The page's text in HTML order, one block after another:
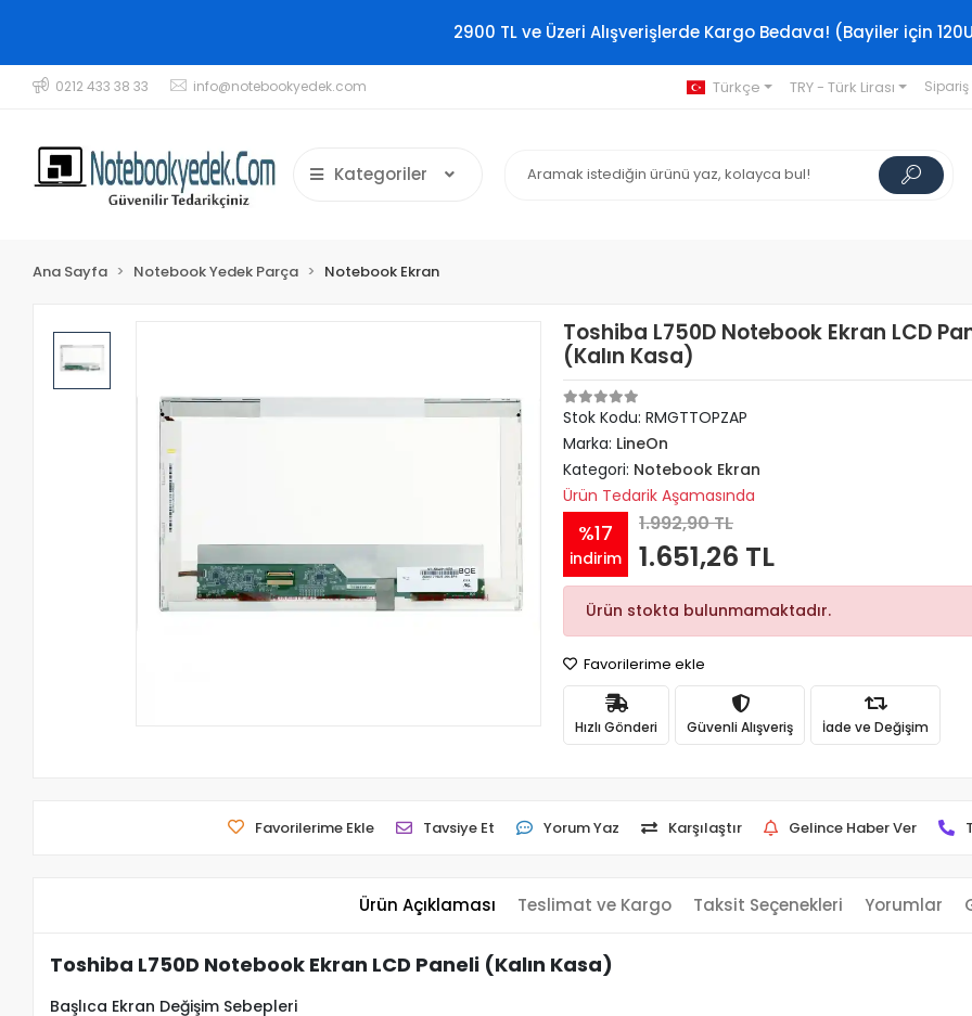
2900 TL ve Üzeri Alışverişlerde Kargo Bedava! (Bayiler için
0212 433 38 33 info@notebookyedek.com Türkçe TRY - Türk Lirası
Kategoriler
Ana Sayfa Notebook Yedek Parça Notebook Ekran
Toshiba L750D Notebook Ekran LCD
(Kalın Kasa)
Stok Kodu: RMGTTOPZAP
Marka: LineOn
Kategori: Notebook Ekran
Ürün Tedarik Aşamasında
%17
indirim
1.992,90 TL
1.651,26 TL
Ürün stokta bulunmamaktadır.
Favorilerime ekle
Hızlı Gönderi Güvenli Alışveriş İade ve Değişim
Favorilerime Ekle Tavsiye Et Yorum Yaz Karşılaştır Gelince Haber Ver
Ürün Açıklaması Teslimat ve Kargo Taksit Seçenekleri Yorumlar
Toshiba L750D Notebook Ekran LCD Paneli (Kalın Kasa)
Başlıca Ekran Değişim Sebepleri